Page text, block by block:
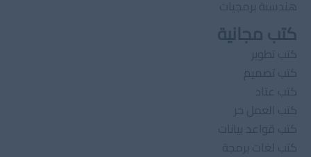
هندسىة برمجيات
كتب مجانية
كتب تطوير
كتب تصميم
كتب عتاد
كتب العمل حر
كتب قواعد بيانات
كتب لغات برمجة